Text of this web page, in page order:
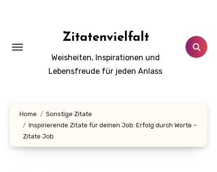
Zitatenvielfalt
Weisheiten, Inspirationen und
Lebensfreude für jeden Anlass
Home
Sonstige Zitate
Inspirierende Zitate für deinen Job: Erfolg durch Worte –
Zitate Job